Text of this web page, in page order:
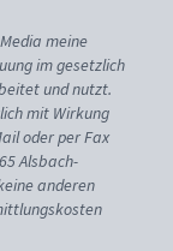
meine
im gesetzlich
und nutzt.
mit Wirkung
oder per Fax
Alsbach-
anderen